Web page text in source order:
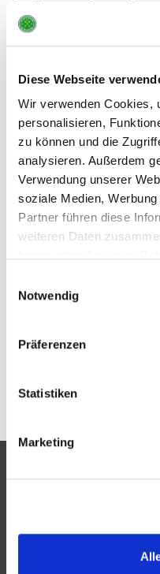
Diese Webseite
Wir verwenden Cookies,
personalisieren,
zu können und die
analysieren. Außerdem
Verwendung unserer
soziale Medien,
Partner führen diese
weiteren Daten
Notwendig
Präferenzen
Statistiken
Marketing
Da die bisher
verbuchten (Harry),
Punkten in der
Gewertet werden die
sieben Ergebnisse.
Punkte) ist vierfach
Insgesamt nahmen
teil, was eine geringe
Vorjahr (97) ist.
immer ganz so
Herzlichen Dank für
Teilnahme und